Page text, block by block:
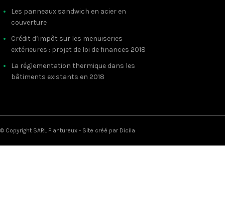
Les panneaux sandwich en acier en
couverture
Crédit d’impôt sur les menuiseries
extérieures : projet de loi de finances 2018
La réglementation thermique dans les
bâtiments existants en 2018
© Copyright SARL Plantureux - Site créé par Dicila